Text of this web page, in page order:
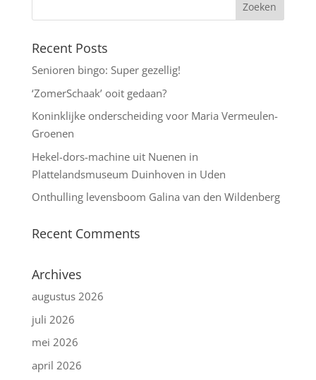
Recent Posts
Senioren bingo: Super gezellig!
‘ZomerSchaak’ ooit gedaan?
Koninklijke onderscheiding voor Maria Vermeulen-
Groenen
Hekel-dors-machine uit Nuenen in
Plattelandsmuseum Duinhoven in Uden
Onthulling levensboom Galina van den Wildenberg
Recent Comments
Archives
augustus 2026
juli 2026
mei 2026
april 2026